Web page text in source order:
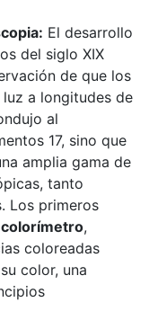
El desarrollo
del siglo XIX
de que los
a longitudes de
al
17, sino que
amplia gama de
tanto
Los primeros
colorímetro,
coloreadas
color, una